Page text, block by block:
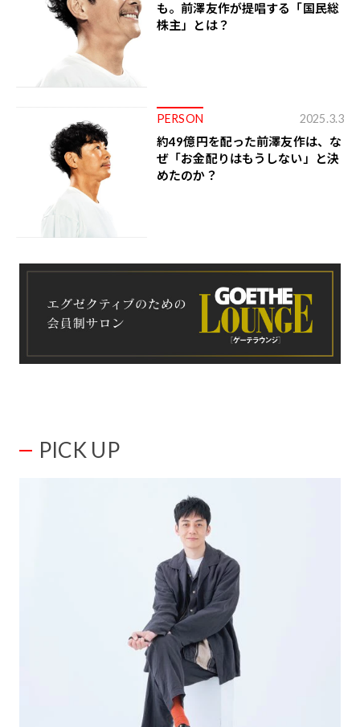
も。前澤友作が提唱する「国民総
株主」とは？
PERSON 2025.3.3
約49億円を配った前澤友作は、な
ぜ「お金配りはもうしない」と決
めたのか？
PICK UP